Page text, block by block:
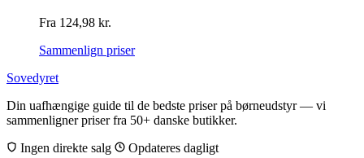
Fra 124,98 kr.
Sammenlign priser
Sovedyret
Din uafhængige guide til de bedste priser på børneudstyr — vi
sammenligner priser fra 50+ danske butikker.
Ingen direkte salg
Opdateres dagligt